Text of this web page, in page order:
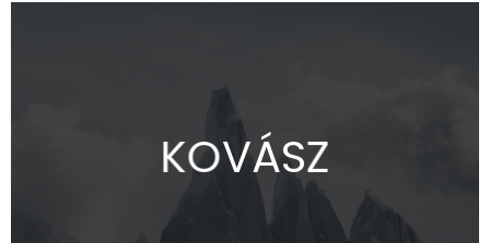
KOVÁSZ